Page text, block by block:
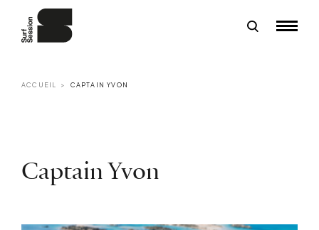
ACCUEIL CAPTAIN YVON
Captain Yvon